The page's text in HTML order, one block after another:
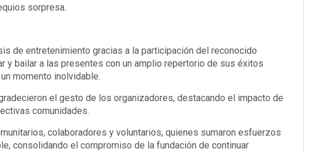
sorpresa.
de entretenimiento gracias a la participación del reconocido
y bailar a las presentes con un amplio repertorio de sus éxitos
momento inolvidable.
el gesto de los organizadores, destacando el impacto de
comunidades.
colaboradores y voluntarios, quienes sumaron esfuerzos
consolidando el compromiso de la fundación de continuar